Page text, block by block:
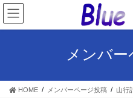
コ
ン
テ
ス
ナ
ビ
ゲ
ン
メンバ
HOME メンバーページ投稿 山行